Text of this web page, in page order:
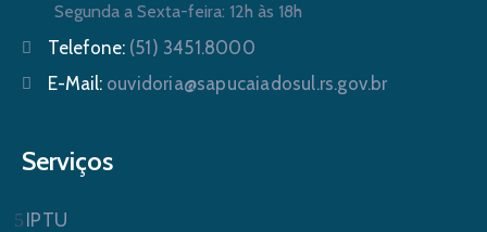
Segunda a Sexta-feira: 12h às 18h
Telefone: (51) 3451.8000
E-Mail: ouvidoria@sapucaiadosul.rs.gov.br
Serviços
IPTU